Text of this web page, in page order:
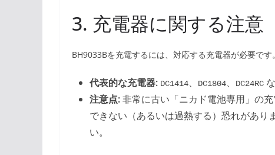
3. 充電器に関する注意
BH9033Bを充電するには、対応する充電器が必要です。
代表的な充電器: DC1414、 DC1804、 DC24RC
注意点:非常に古い「ニカド電池専用」の
できない（あるいは過熱する）恐れがあ
い。